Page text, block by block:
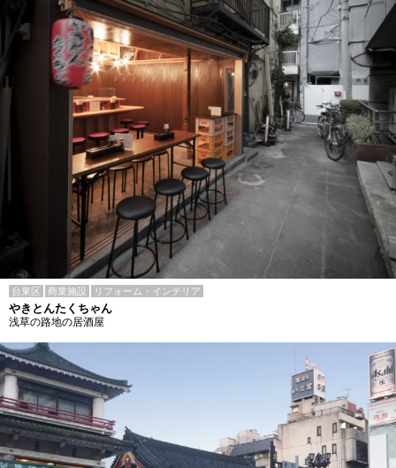
台東区 商業施設 リフォーム・インテリア
やきとんたくちゃん
浅草の路地の居酒屋